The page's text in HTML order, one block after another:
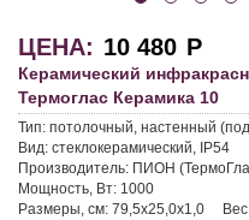
ЦЕНА: 10 480 Р
Керамический
Термоглас Керамика 10
Тип: потолочный, настенный
Вид: стеклокерамический, IP54
Производитель: ПИОН
Мощность, Вт: 1000
Размеры, см: 79,5х25,0х1,0